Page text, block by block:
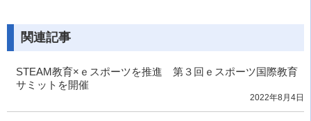
関連記事
STEAM教育×ｅスポーツを推進 第３回ｅスポーツ国際教育
サミットを開催
2022年8月4日